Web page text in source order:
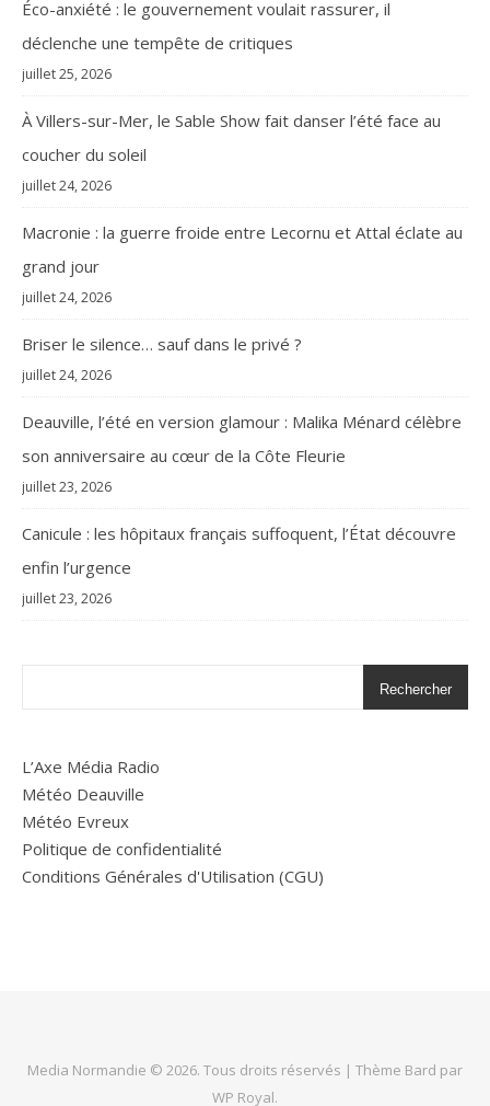
Éco-anxiété : le gouvernement voulait rassurer, il
déclenche une tempête de critiques
juillet 25, 2026
À Villers-sur-Mer, le Sable Show fait danser l’été face au
coucher du soleil
juillet 24, 2026
Macronie : la guerre froide entre Lecornu et Attal éclate au
grand jour
juillet 24, 2026
Briser le silence… sauf dans le privé ?
juillet 24, 2026
Deauville, l’été en version glamour : Malika Ménard célèbre
son anniversaire au cœur de la Côte Fleurie
juillet 23, 2026
Canicule : les hôpitaux français suffoquent, l’État découvre
enfin l’urgence
juillet 23, 2026
Rechercher
L’Axe Média Radio
Météo Deauville
Météo Evreux
Politique de confidentialité
Conditions Générales d'Utilisation (CGU)
Media Normandie © 2026. Tous droits réservés | Thème Bard par
WP Royal.